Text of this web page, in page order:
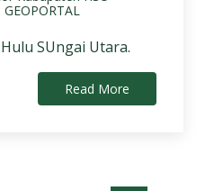
GEOPORTAL
SUngai Utara.
Read More